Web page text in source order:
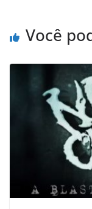
Você